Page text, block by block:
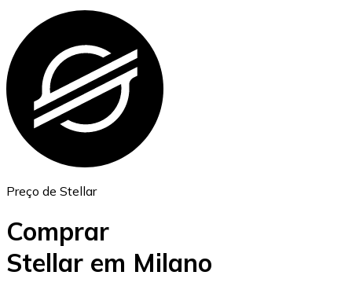
Ethereum
ETH
Preço de Stellar
Comprar
Stellar em Milano